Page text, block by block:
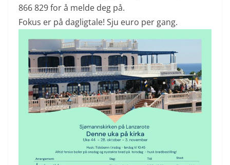
866 829 for å melde deg på.
Fokus er på dagligtale! Sju euro per gang.